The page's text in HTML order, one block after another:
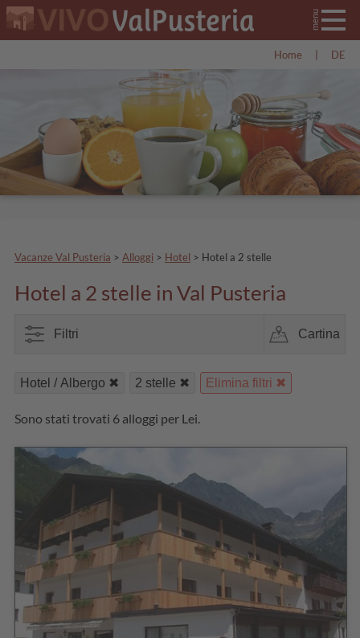
Home DE
Vacanze Val Pusteria > Alloggi > Hotel > Hotel a 2 stelle
Hotel a 2 stelle in Val Pusteria
Filtri Cartina
Hotel / Albergo 2 stelle Elimina filtri
Sono stati trovati 6 alloggi per Lei.